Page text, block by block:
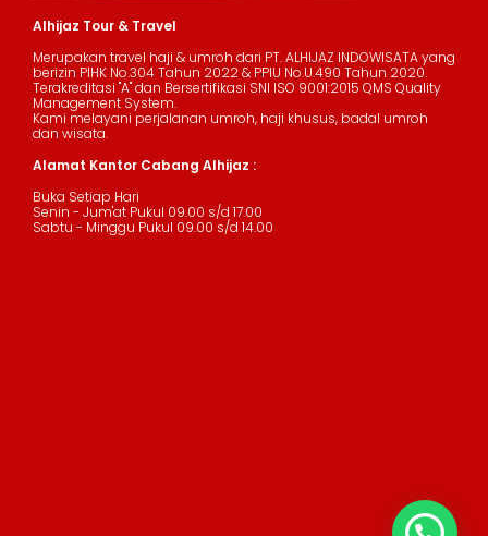
Alhijaz Tour & Travel
Merupakan travel haji & umroh dari PT. ALHIJAZ INDOWISATA yang
berizin PIHK No.304 Tahun 2022 & PPIU No.U.490 Tahun 2020.
Terakreditasi "A" dan Bersertifikasi SNI ISO 9001:2015 QMS Quality
Management System.
Kami melayani perjalanan umroh, haji khusus, badal umroh
dan wisata.
Alamat Kantor Cabang Alhijaz :
Buka Setiap Hari
Senin - Jum'at Pukul 09.00 s/d 17.00
Sabtu - Minggu Pukul 09.00 s/d 14.00